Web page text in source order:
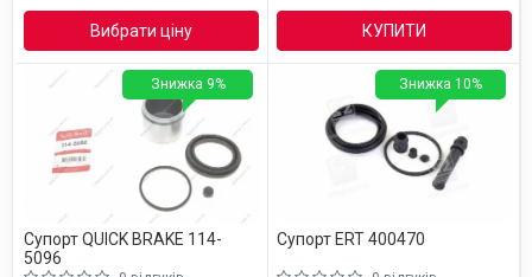
Вибрати ціну КУПИТИ
Супорт QUICK BRAKE 114-
5096
Знижка 9%
Супорт ERT 400470
Знижка 10%